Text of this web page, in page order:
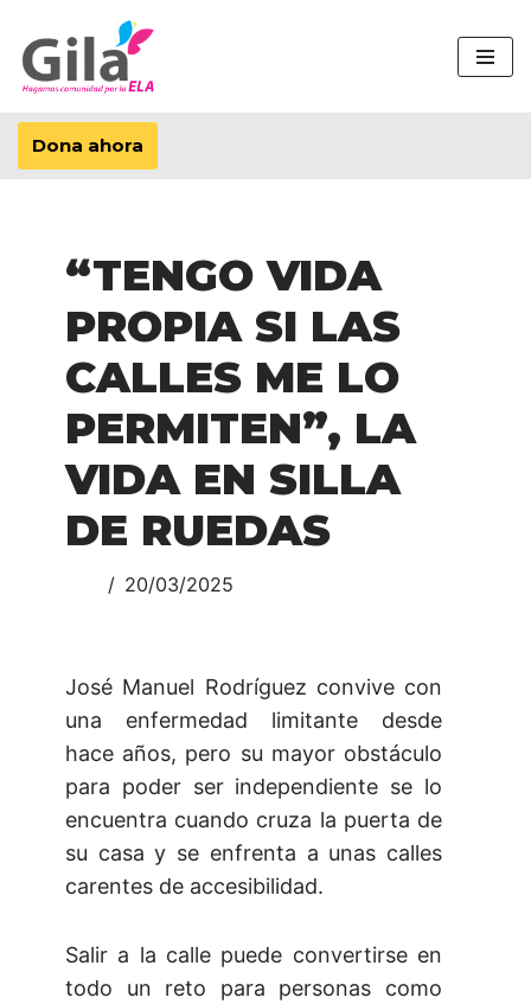
Saltar
al
contenido
Dona ahora
“TENGO VIDA
PROPIA SI LAS
CALLES ME LO
PERMITEN”, LA
VIDA EN SILLA
DE RUEDAS
20/03/2025
José Manuel Rodríguez convive con
una enfermedad limitante desde
hace años, pero su mayor obstáculo
para poder ser independiente se lo
encuentra cuando cruza la puerta de
su casa y se enfrenta a unas calles
carentes de accesibilidad.
Salir a la calle puede convertirse en
todo un reto para personas como